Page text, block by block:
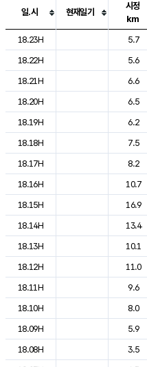
도시별 기상실황표로 지점, 날씨
일.시 현재일기
시정
km
18.23H
5.7
18.22H
5.6
18.21H
6.6
18.20H
6.5
18.19H
6.2
18.18H
7.5
18.17H
8.2
18.16H
10.7
18.15H
16.9
18.14H
13.4
18.13H
10.1
18.12H
11.0
18.11H
9.6
18.10H
8.0
18.09H
5.9
18.08H
3.5